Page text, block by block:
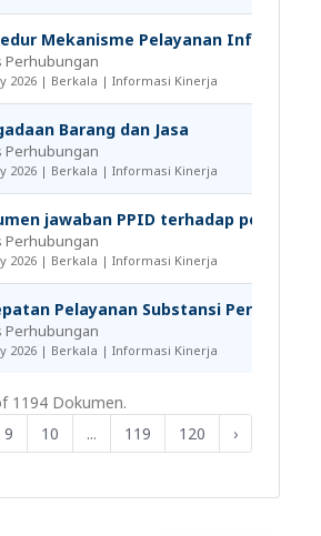
Mekanisme Pelayanan Informasi
Perhubungan
2026 | Berkala | Informasi Kinerja
Barang dan Jasa
Perhubungan
2026 | Berkala | Informasi Kinerja
jawaban PPID terhadap
Perhubungan
2026 | Berkala | Informasi Kinerja
Pelayanan Substansi
Perhubungan
2026 | Berkala | Informasi Kinerja
1194 Dokumen.
9 10 ... 119 120 ›